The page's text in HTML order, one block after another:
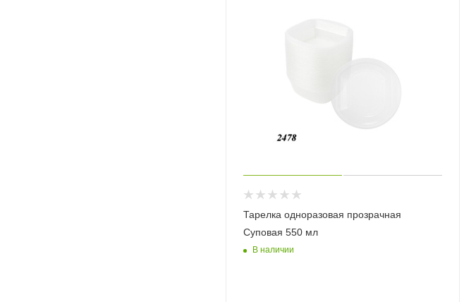
Тарелка одноразовая прозрачная
Суповая 550 мл
В наличии